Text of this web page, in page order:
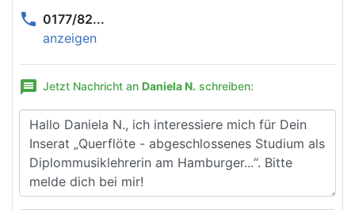
phone 0177/82...
anzeigen
message Jetzt Nachricht an Daniela N. schreiben: